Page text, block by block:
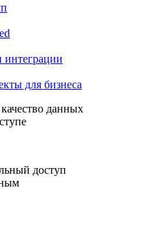
базу данных
интеграции